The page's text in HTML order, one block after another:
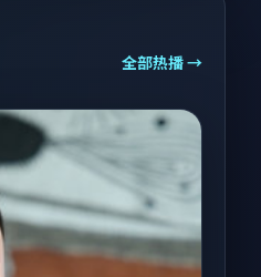
全部热播 →